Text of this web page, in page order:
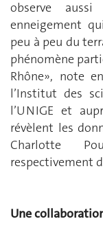
observe
enneigement
peu à peu du
phénomène
Rhône», note
l’Institut des
l’UNIGE et
révèlent les
Charlotte
respectivement
Une